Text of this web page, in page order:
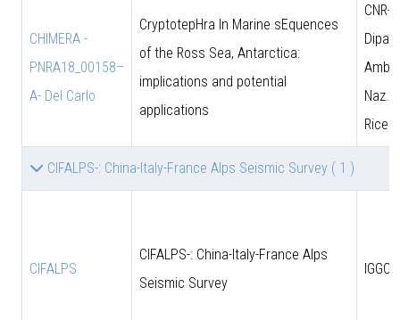
CHIMERA -
PNRA18_00158–
A- Del Carlo
CryptotepHra In Marine sEquences
of the Ross Sea, Antarctica:
implications and potential
applications
CNR-
Amb.
Naz.
CIFALPS-: China-Italy-France Alps Seismic Survey ( 1 )
CIFALPS
CIFALPS-: China-Italy-France Alps
Seismic Survey